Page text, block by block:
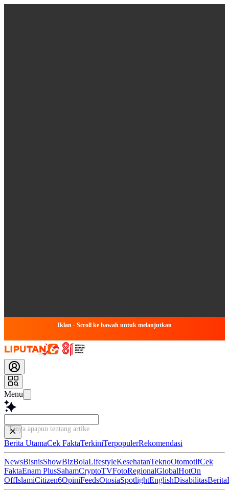
Iklan - Scroll ke bawah untuk melanjutkan
Menu
Tanya apapun tentang artikel ini...
Berita UtamaCek FaktaTerkiniTerpopulerRekomendasi
NewsBisnisShowBizBolaLifestyleKesehatanTeknoOtomotifCek
FaktaEnam PlusSahamCryptoTVFotoRegionalGlobalHotOn
OffIslamiCitizen6OpiniFeedsOtosiaSpotlightEnglishDisabilitasBerita